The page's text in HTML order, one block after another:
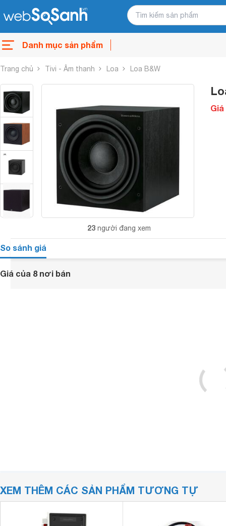
Danh mục sản phẩm
Trang chủ Tivi - Âm thanh Loa Loa B&W
23 người đang xem
Giá
So sánh giá
Giá của 8 nơi bán
XEM THÊM CÁC SẢN PHẨM TƯƠNG TỰ